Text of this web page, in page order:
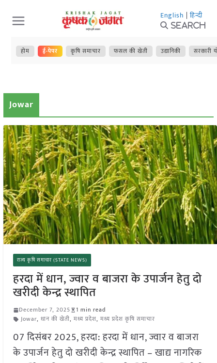
Skip
to
content
English | हिन्दी
Search
होम ई-पेपर कृषि समाचार फसल की खेती उद्यानिकी सरकारी
Jowar
राज्य कृषि समाचार (STATE NEWS)
हरदा में धान, ज्वार व बाजरा के उपार्जन हेतु दो
खरीदी केन्द्र स्थापित
December 7, 2025
1 min read
Jowar, धान की खेती, मध्य प्रदेश, मध्य प्रदेश कृषि समाचार
07 दिसंबर 2025, हरदा: हरदा में धान, ज्वार व बाजरा
के उपार्जन हेतु दो खरीदी केन्द्र स्थापित – खाद्य नागरिक